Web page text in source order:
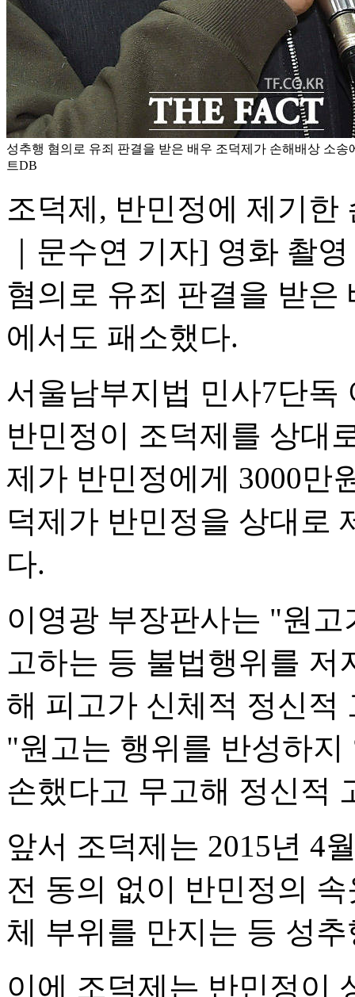
성추행 혐의로 유죄 판결을 받은 배우 조덕제가 손해배상 소송
트DB
조덕제, 반민정에 제기한
｜문수연 기자] 영화 촬
혐의로 유죄 판결을 받은
에서도 패소했다.
서울남부지법 민사7단독
반민정이 조덕제를 상대
제가 반민정에게 3000만
덕제가 반민정을 상대로
다.
이영광 부장판사는 "원
고하는 등 불법행위를 저
해 피고가 신체적 정신적
"원고는 행위를 반성하
손했다고 무고해 정신적
앞서 조덕제는 2015년 4
전 동의 없이 반민정의
체 부위를 만지는 등 성
이에 조덕제는 반민정이